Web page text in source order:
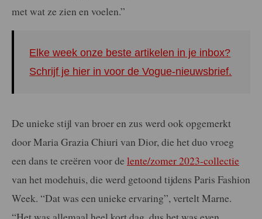
met wat ze zien en voelen.”
Elke week onze beste artikelen in je inbox?
Schrijf je hier in voor de Vogue-nieuwsbrief.
De unieke stijl van broer en zus werd ook opgemerkt
door Maria Grazia Chiuri van Dior, die het duo vroeg
een dans te creëren voor de lente/zomer 2023-collectie
van het modehuis, die werd getoond tijdens Paris Fashion
Week. “Dat was een unieke ervaring”, vertelt Marne.